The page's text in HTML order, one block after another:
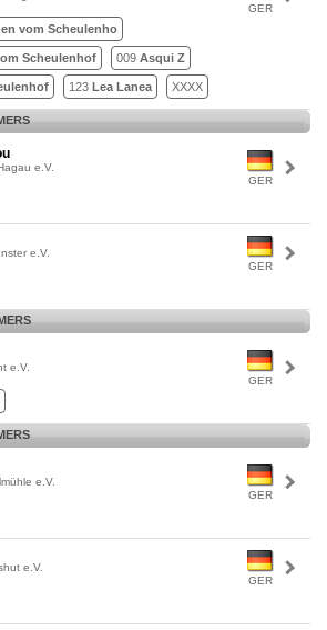
GER
vom Scheulenho
Scheulenhof 009 Asqui Z
123 Lea Lanea XXXX
GER
e.V.
GER
e.V.
GER
e.V.
GER
e.V.
GER
e.V.